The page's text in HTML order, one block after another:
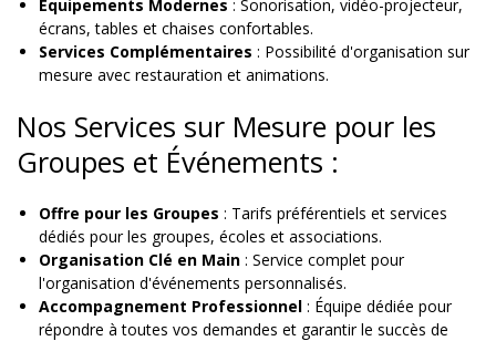
Équipements Modernes : Sonorisation, vidéo-projecteur,
écrans, tables et chaises confortables.
Services Complémentaires : Possibilité d'organisation sur
mesure avec restauration et animations.
Nos Services sur Mesure pour les
Groupes et Événements :
Offre pour les Groupes : Tarifs préférentiels et services
dédiés pour les groupes, écoles et associations.
Organisation Clé en Main : Service complet pour
l'organisation d'événements personnalisés.
Accompagnement Professionnel : Équipe dédiée pour
répondre à toutes vos demandes et garantir le succès de